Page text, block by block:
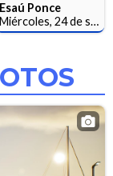
Esaú Ponce
Miércoles, 24 de septiembre de 2025